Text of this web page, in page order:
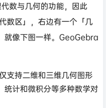
数与几何的功能，因此
数区」，右边有一个「几
就像下图一样。GeoGebra
支持二维和三维几何图形
统计和微积分等多种数学对